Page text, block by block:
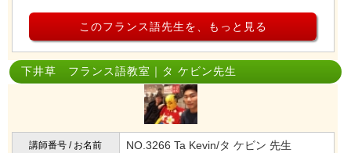
このフランス語先生を、もっと見る
下井草 フランス語教室｜タ ケビン先生
講師番号 / お名前 NO.3266 Ta Kevin/タ ケビン 先生